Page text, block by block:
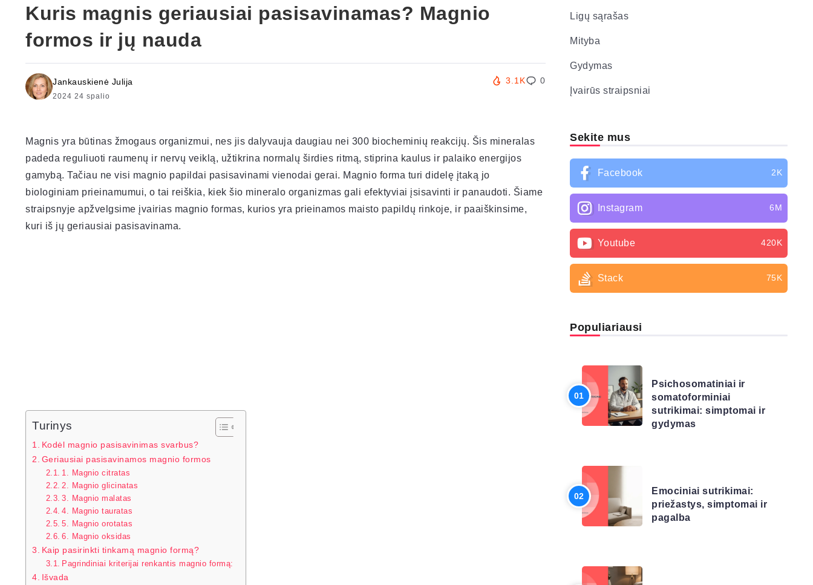
Kuris magnis geriausiai pasisavinamas? Magnio
formos ir jų nauda
Jankauskienė Julija
2024 24 spalio
3.1K 0
Magnis yra būtinas žmogaus organizmui, nes jis dalyvauja daugiau nei 300 biocheminių reakcijų. Šis mineralas
padeda reguliuoti raumenų ir nervų veiklą, užtikrina normalų širdies ritmą, stiprina kaulus ir palaiko energijos
gamybą. Tačiau ne visi magnio papildai pasisavinami vienodai gerai. Magnio forma turi didelę įtaką jo
biologiniam prieinamumui, o tai reiškia, kiek šio mineralo organizmas gali efektyviai įsisavinti ir panaudoti. Šiame
straipsnyje apžvelgsime įvairias magnio formas, kurios yra prieinamos maisto papildų rinkoje, ir paaiškinsime,
kuri iš jų geriausiai pasisavinama.
Turinys
Kodėl magnio pasisavinimas svarbus?
Geriausiai pasisavinamos magnio formos
1. Magnio citratas
2. Magnio glicinatas
3. Magnio malatas
4. Magnio tauratas
5. Magnio orotatas
6. Magnio oksidas
Kaip pasirinkti tinkamą magnio formą?
Pagrindiniai kriterijai renkantis magnio formą:
Išvada
Ligų sąrašas
Mityba
Gydymas
Įvairūs straipsniai
Sekite mus
Facebook 2K
Instagram 6M
Youtube 420K
Stack 75K
Populiariausi
Psichosomatiniai ir
somatoforminiai
sutrikimai: simptomai ir
gydymas
Emociniai sutrikimai:
priežastys, simptomai ir
pagalba